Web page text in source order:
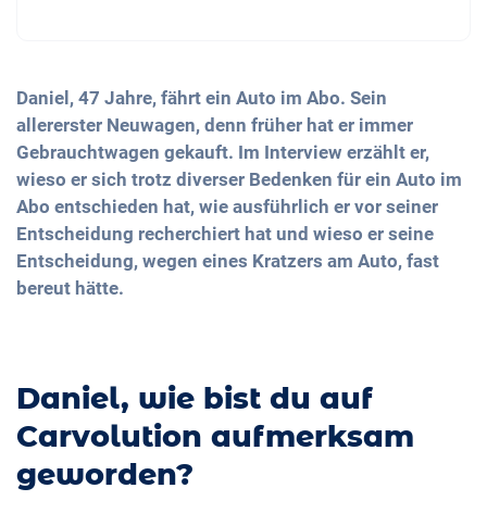
Daniel, 47 Jahre, fährt ein Auto im Abo. Sein
allererster Neuwagen, denn früher hat er immer
Gebrauchtwagen gekauft. Im Interview erzählt er,
wieso er sich trotz diverser Bedenken für ein Auto im
Abo entschieden hat, wie ausführlich er vor seiner
Entscheidung recherchiert hat und wieso er seine
Entscheidung, wegen eines Kratzers am Auto, fast
bereut hätte.
Daniel, wie bist du auf
Carvolution aufmerksam
geworden?